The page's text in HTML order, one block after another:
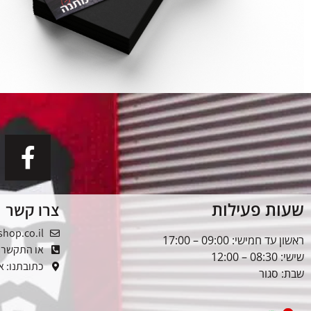
שעות פעילות
ראשון עד חמישי: 09:00 – 17:00
שישי: 08:30 – 12:00
שבת: סגור
צרו קשר
או התקשרו: 03-
כתובתנו: